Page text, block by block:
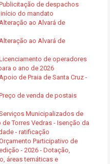
de despachos
do mandato
ao Alvará de
ao Alvará de
de operadores
o ano de 2026
de Praia de Santa Cruz -
de venda de postais
Municipalizados de
Torres Vedras - Isenção da
- ratificação
Participativo de
- 2026 - Dotação,
áreas temáticas e